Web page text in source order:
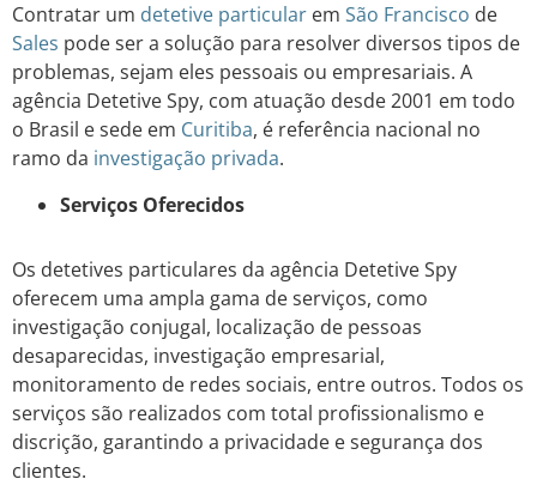
Contratar um detetive particular em São Francisco de
Sales pode ser a solução para resolver diversos tipos de
problemas, sejam eles pessoais ou empresariais. A
agência Detetive Spy, com atuação desde 2001 em todo
o Brasil e sede em Curitiba, é referência nacional no
ramo da investigação privada.
Serviços Oferecidos
Os detetives particulares da agência Detetive Spy
oferecem uma ampla gama de serviços, como
investigação conjugal, localização de pessoas
desaparecidas, investigação empresarial,
monitoramento de redes sociais, entre outros. Todos os
serviços são realizados com total profissionalismo e
discrição, garantindo a privacidade e segurança dos
clientes.